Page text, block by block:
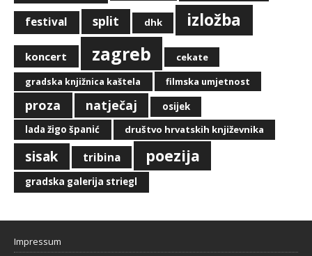
festival split dhk izložba
koncert zagreb cekate
gradska knjižnica kaštela filmska umjetnost
proza natječaj
osijek
lada žigo španić
društvo hrvatskih književnika
sisak tribina poezija
gradska galerija striegl
Impressum